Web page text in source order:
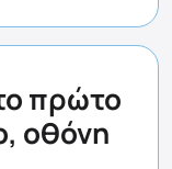
πρώτο
οθόνη